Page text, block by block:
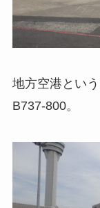
地方空港とい
B737-800。